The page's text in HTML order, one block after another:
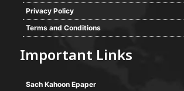
Privacy Policy
Terms and Conditions
Important Links
Sach Kahoon Epaper